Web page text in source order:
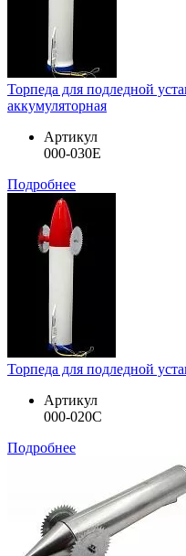
Торпеда для подледной
аккумуляторная
Артикул
000-030E
Подробнее
Торпеда для подледной
Артикул
000-020C
Подробнее